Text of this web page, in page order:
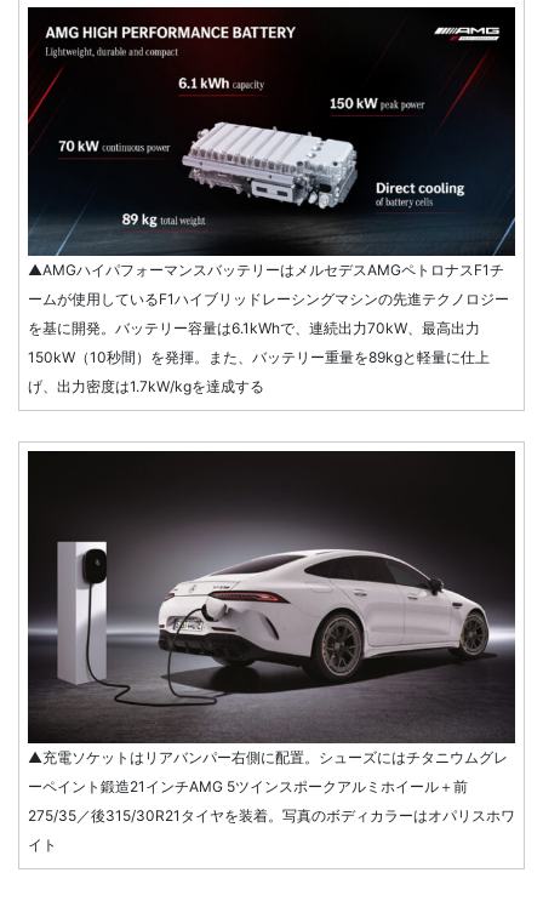
▲AMGハイパフォーマンスバッテリーはメルセデスAMGペトロナスF1チ
ームが使用しているF1ハイブリッドレーシングマシンの先進テクノロジー
を基に開発。バッテリー容量は6.1kWhで、連続出力70kW、最高出力
150kW（10秒間）を発揮。また、バッテリー重量を89kgと軽量に仕上
げ、出力密度は1.7kW/kgを達成する
▲充電ソケットはリアバンパー右側に配置。シューズにはチタニウムグレ
ーペイント鍛造21インチAMG 5ツインスポークアルミホイール＋前
275/35／後315/30R21タイヤを装着。写真のボディカラーはオパリスホワ
イト